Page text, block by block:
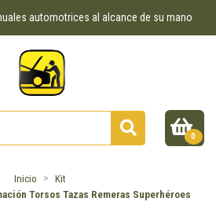
automotrices al alcance de su mano
0
Inicio
Kit
Torsos Tazas Remeras Superhéroes